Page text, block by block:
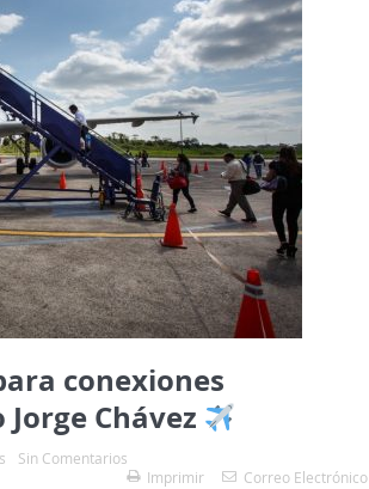
conexiones
Chávez
Sin Comentarios
Imprimir
Correo Electrónico